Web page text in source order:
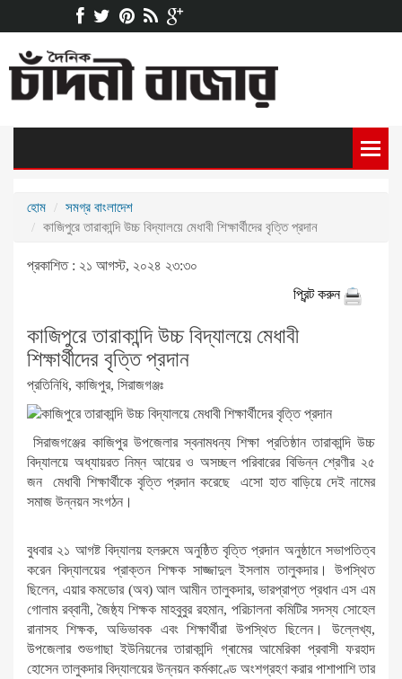
হোম
সমগ্র বাংলাদেশ
কাজিপুরে তারাকান্দি উচ্চ বিদ্যালয়ে মেধাবী শিক্ষার্থীদের বৃত্তি প্রদান
প্রকাশিত : ২১ আগস্ট, ২০২৪ ২৩:৩০
প্রিন্ট করুন
কাজিপুরে তারাকান্দি উচ্চ বিদ্যালয়ে মেধাবী
শিক্ষার্থীদের বৃত্তি প্রদান
প্রতিনিধি, কাজিপুর, সিরাজগঞ্জঃ
সিরাজগঞ্জের কাজিপুর উপজেলার স্বনামধন্য শিক্ষা প্রতিষ্ঠান তারাকান্দি উচ্চ
বিদ্যালয়ে অধ্যায়রত নিম্ন আয়ের ও অসচ্ছল পরিবারের বিভিন্ন শ্রেণীর ২৫
জন মেধাবী শিক্ষার্থীকে বৃত্তি প্রদান করেছে এসো হাত বাড়িয়ে দেই নামের
সমাজ উন্নয়ন সংগঠন।
বুধবার ২১ আগষ্ট বিদ্যালয় হলরুমে অনুষ্ঠিত বৃত্তি প্রদান অনুষ্ঠানে সভাপতিত্ব
করেন বিদ্যালয়ের প্রাক্তন শিক্ষক সাজ্জাদুল ইসলাম তালুকদার। উপস্থিত
ছিলেন, এয়ার কমডোর (অব) আল আমীন তালুকদার, ভারপ্রাপ্ত প্রধান এস এম
গোলাম রব্বানী, জৈষ্ঠ্য শিক্ষক মাহবুবুর রহমান, পরিচালনা কমিটির সদস্য সোহেল
রানা‌সহ শিক্ষক, অভিভাবক এবং শিক্ষার্থীরা উপস্থিত ছিলেন। উল্লেখ্য,
উপজেলার শুভগাছা ইউনিয়নের তারাকান্দি গ্ৰামের আমেরিকা প্রবাসী ফরহাদ
হোসেন তালুকদার বিদ্যালয়ের উন্নয়ন কর্মকাণ্ডে অংশগ্রহণ করার পাশাপাশি তার